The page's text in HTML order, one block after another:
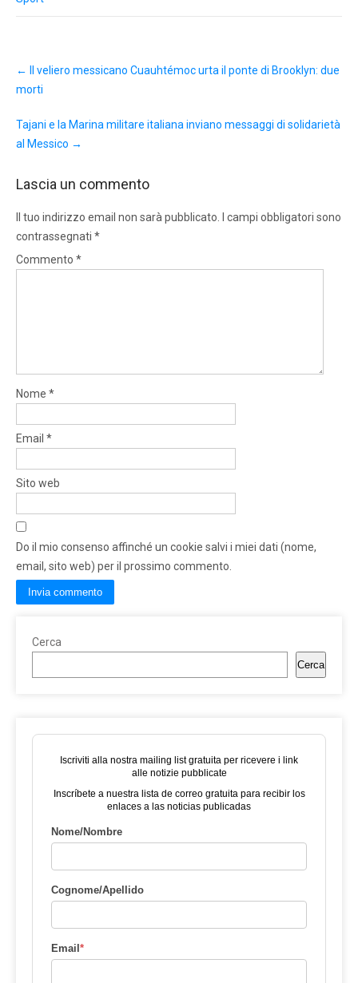
navigation
←
Il veliero messicano Cuauhtémoc urta il ponte di Brooklyn: due
morti
Tajani e la Marina militare italiana inviano messaggi di solidarietà
al Messico →
Lascia un commento
Il tuo indirizzo email non sarà pubblicato.
I campi obbligatori sono
contrassegnati *
Commento *
Nome *
Email *
Sito web
Do il mio consenso affinché un cookie salvi i miei dati (nome,
email, sito web) per il prossimo commento.
Cerca
Cerca
Iscriviti alla nostra mailing list gratuita per ricevere i link
alle notizie pubblicate
Inscríbete a nuestra lista de correo gratuita para recibir los
enlaces a las noticias publicadas
Nome/Nombre
Cognome/Apellido
Email*